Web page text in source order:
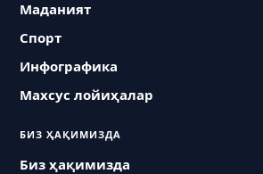
Маданият
Спорт
Инфографика
Махсус лойиҳалар
БИЗ ҲАҚИМИЗДА
Биз ҳақимизда